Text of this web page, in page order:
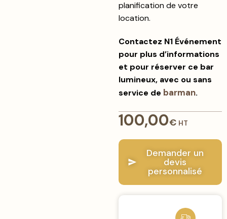
planification de votre
location.
Contactez N1 Événement
pour plus d’informations
et pour réserver ce bar
lumineux, avec ou sans
service de barman.
100,00€ HT
Demander un
devis
personnalisé